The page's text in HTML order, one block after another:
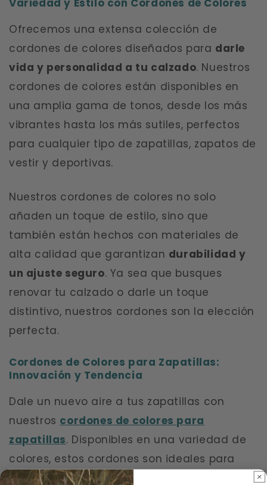
e
c
c
i
ó
n
:
Ofrecemos una extensa colección de
cordones de colores diseñados para darle
vida y personalidad a tu calzado. Nuestros
cordones de colores están disponibles en
una amplia gama de tonos, desde los más
vibrantes hasta los más sutiles, perfectos
para cualquier tipo de zapatillas, zapatos de
vestir y deportivas.
Nuestros cordones de colores no solo
añaden un toque de estilo, sino que
también están hechos con materiales de
alta calidad que garantizan durabilidad y
un ajuste seguro. Ya sea que busques
renovar tu calzado o darle un toque
distintivo, nuestros cordones son la elección
perfecta.
Cordones de Colores para Zapatillas:
Innovación y Tendencia
Dale un nuevo aire a tus zapatillas con
nuestros cordones de colores para
zapatillas. Disponibles en una variedad de
colores, estos cordones son ideales para
quienes desean un look fresco y moderno.